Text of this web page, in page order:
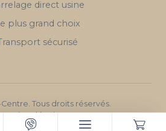
direct usine
plus grand choix
sécurisé
Tous droits réservés.
légales
RGPD